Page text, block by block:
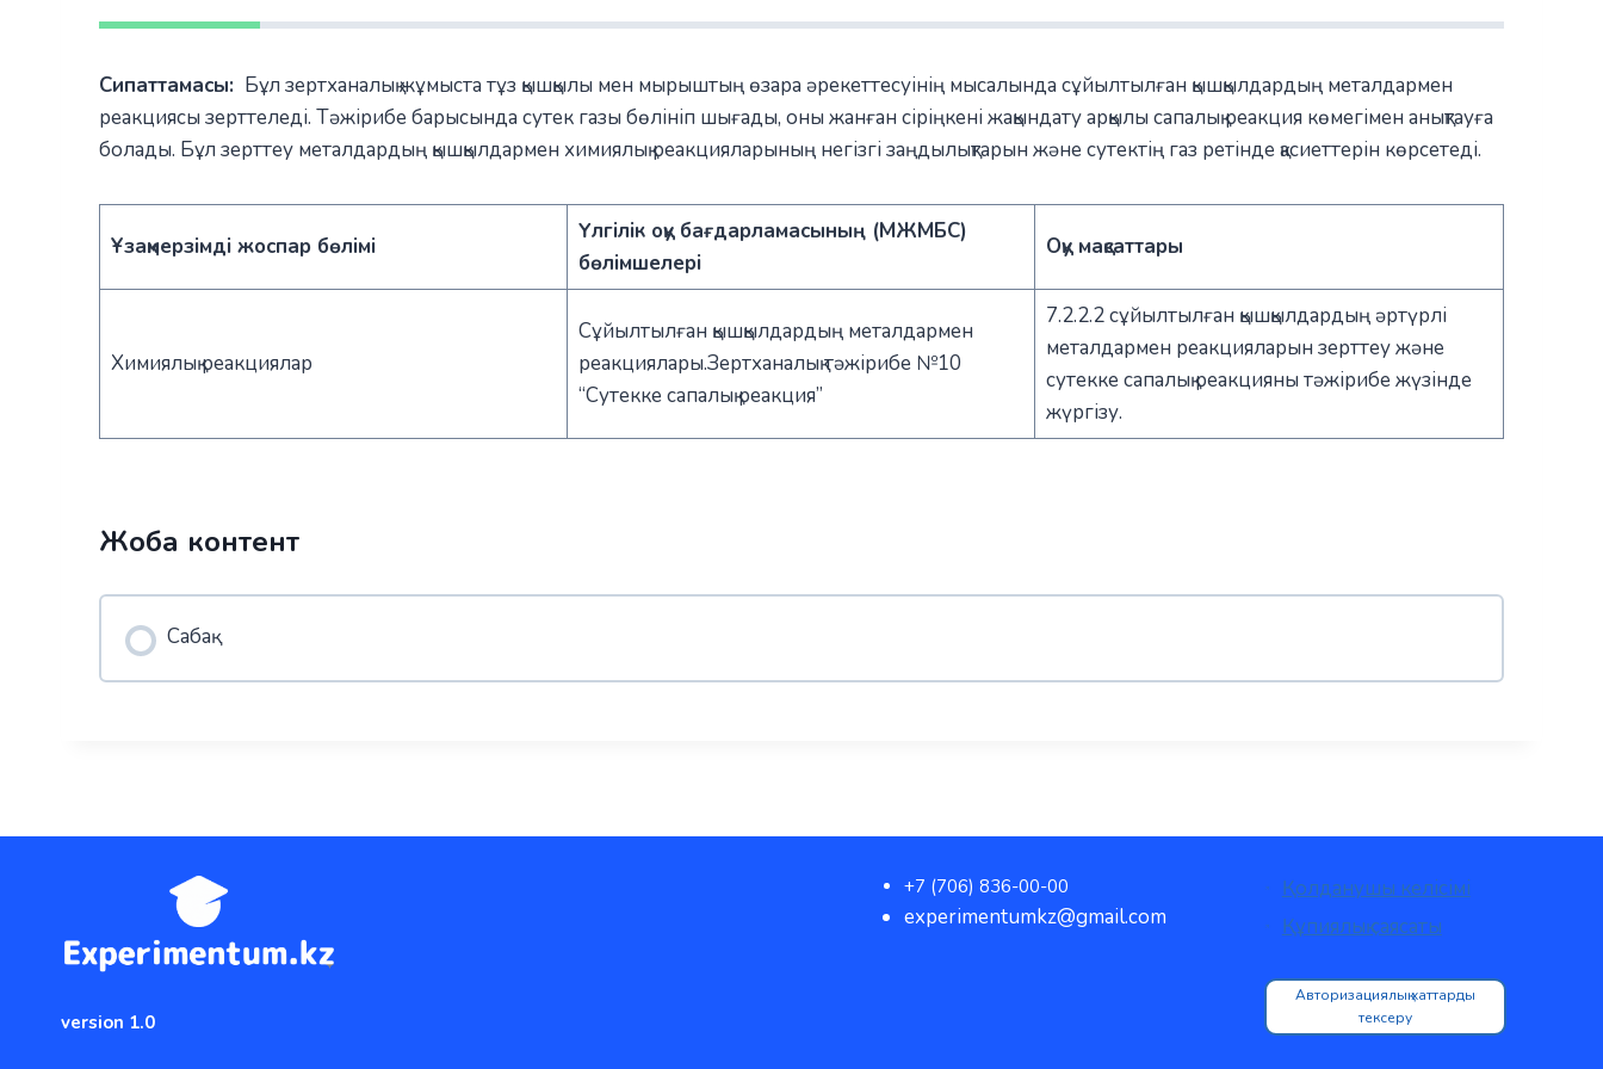
Сипаттамасы: Бұл зертханалық жұмыста тұз қышқылы мен мырыштың өзара әрекеттесуінің мысалында сұйылтылған қышқылдардың металдармен
реакциясы зерттеледі. Тәжірибе барысында сутек газы бөлініп шығады, оны жанған сіріңкені жақындату арқылы сапалық реакция көмегімен анықтауға
болады. Бұл зерттеу металдардың қышқылдармен химиялық реакцияларының негізгі заңдылықтарын және сутектің газ ретінде қасиеттерін көрсетеді.
Ұзақмерзімді жоспар бөлімі
Үлгілік оқу бағдарламасының (МЖМБС)
бөлімшелері
Оқу мақсаттары
Химиялық реакциялар
Сұйылтылған қышқылдардың металдармен
реакциялары.Зертханалық тәжірибе №10
“Сутекке сапалық реакция”
7.2.2.2 сұйылтылған қышқылдардың әртүрлі
металдармен реакцияларын зерттеу және
сутекке сапалық реакцияны тәжірибе жүзінде
жүргізу.
Жоба контент
Сабақ
version 1.0
+7 (706) 836-00-00
experimentumkz@gmail.com
Қолданушы келісімі
Құпиялық саясаты
Авторизациялық хаттарды
тексеру